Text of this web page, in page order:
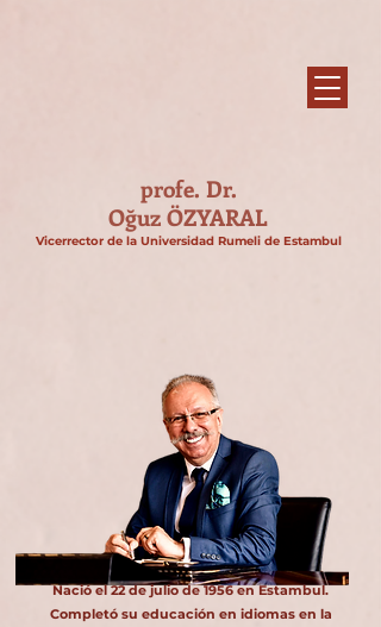
profe. Dr.
Oğuz ÖZYARAL
Vicerrector de la Universidad Rumeli de Estambul​
Nació el 22 de julio de 1956 en Estambul.
Completó su educación en idiomas en la